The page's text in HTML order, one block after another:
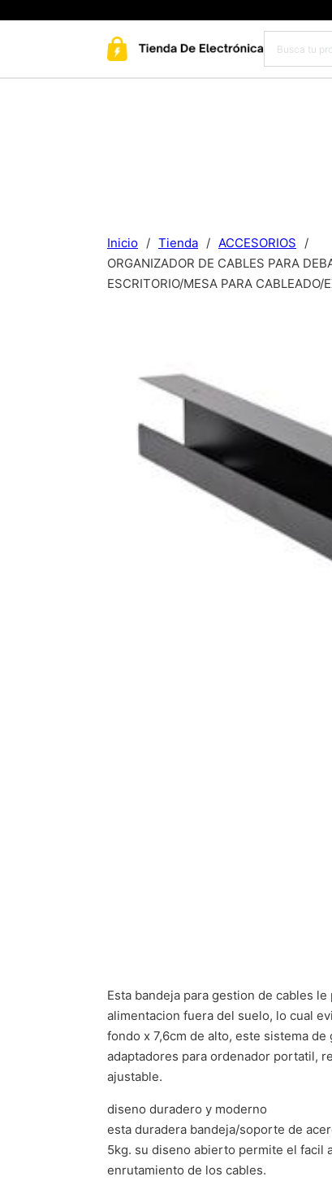
Inicio / Tienda / ACCESORIOS
/
ORGANIZADOR DE CABLES PARA
ESCRITORIO/MESA PARA
Esta bandeja para gestion de cables
alimentacion fuera del suelo, lo cual
fondo x 7,6cm de alto, este sistema
adaptadores para ordenador portatil,
ajustable.
diseno duradero y moderno
esta duradera bandeja/soporte de
5kg. su diseno abierto permite el facil
enrutamiento de los cables.